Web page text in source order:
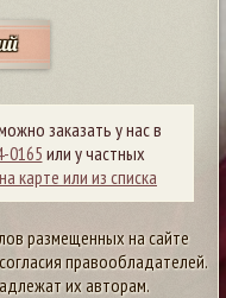
заказать у нас в
0165или у частных
карте или из списка
размещенных на сайте
правообладателей.
их авторам.